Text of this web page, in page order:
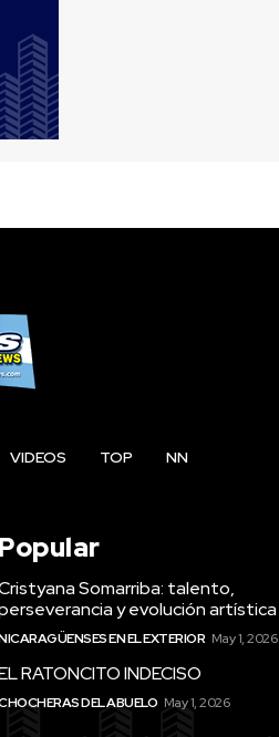
VIDEOS TOP NN
Popular
Somarriba: talento,
y evolución artística
EN EL EXTERIOR May 1, 2026
RATONCITO INDECISO
DEL ABUELO May 1, 2026